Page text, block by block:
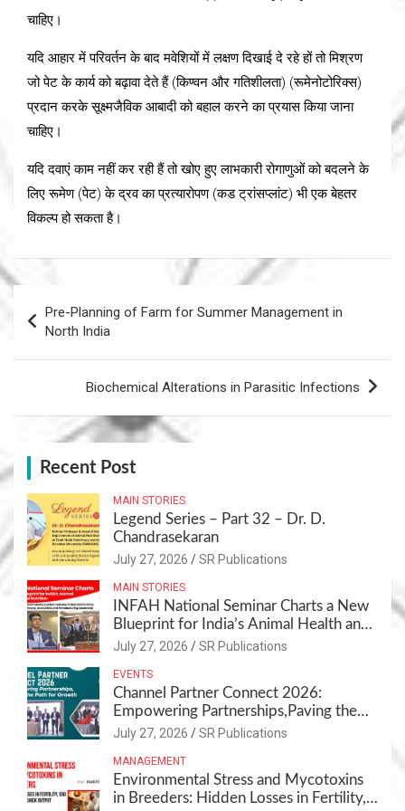
चाहिए।
यदि आहार में परिवर्तन के बाद मवेशियों में लक्षण दिखाई दे रहे हों तो मिश्रण
जो पेट के कार्य को बढ़ावा देते हैं (किण्वन और गतिशीलता) (रूमेनोटोरिक्स)
प्रदान करके सूक्ष्मजैविक आबादी को बहाल करने का प्रयास किया जाना
चाहिए।
यदि दवाएं काम नहीं कर रही हैं तो खोए हुए लाभकारी रोगाणुओं को बदलने के
लिए रूमेण (पेट) के द्रव का प्रत्यारोपण (कड ट्रांसप्लांट) भी एक बेहतर
विकल्प हो सकता है।
navigation
Pre-Planning of Farm for Summer Management in
North India
Biochemical Alterations in Parasitic Infections
Recent Post
MAIN STORIES
Legend Series – Part 32 – Dr. D.
Chandrasekaran
July 27, 2026 SR Publications
MAIN STORIES
INFAH National Seminar Charts a New
Blueprint for India’s Animal Health and
Nutrition
July 27, 2026 SR Publications
EVENTS
Channel Partner Connect 2026:
Empowering Partnerships,Paving the
Path for Growth
July 27, 2026 SR Publications
MANAGEMENT
Environmental Stress and Mycotoxins
in Breeders: Hidden Losses in Fertility,